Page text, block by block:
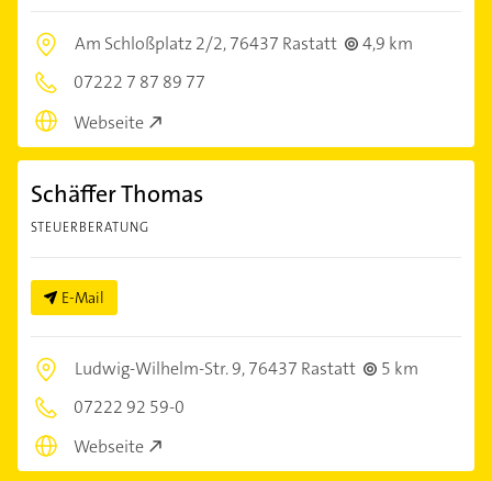
Am Schloßplatz 2/2,76437 Rastatt
4,9 km
07222 7 87 89 77
Webseite
Schäffer Thomas
STEUERBERATUNG
E-Mail
Ludwig-Wilhelm-Str. 9,76437 Rastatt
5 km
07222 92 59-0
Webseite